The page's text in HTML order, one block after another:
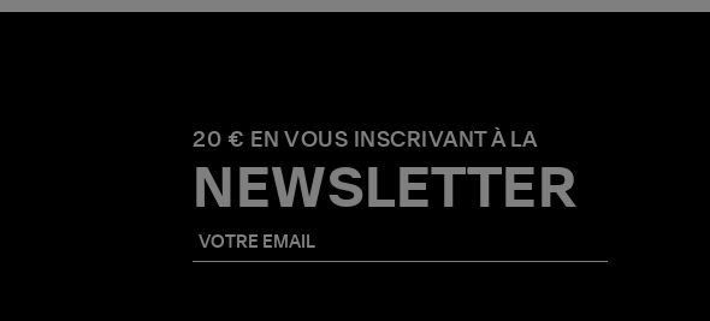
20 € EN VOUS INSCRIVANT À LA
NEWSLETTER